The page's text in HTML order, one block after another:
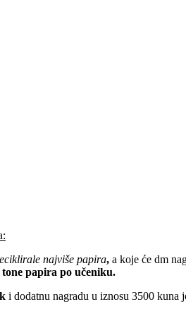
najviše papira, a koje će dm
tone papira po učeniku.
i dodatnu nagradu u iznosu 3500 kuna